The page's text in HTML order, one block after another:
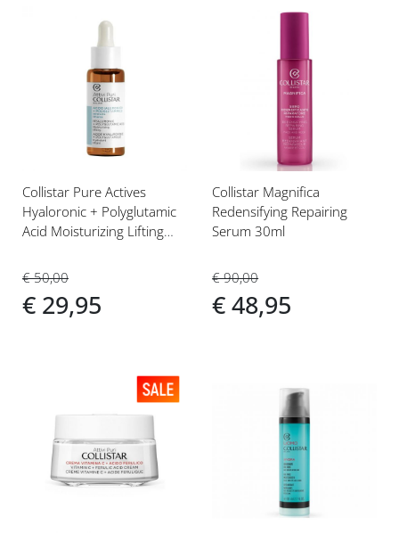
verlanglijst
Collistar Pure Actives
Hyaloronic + Polyglutamic
Acid Moisturizing Lifting
€ 50,00
€ 29,95
verlanglijst
Collistar Magnifica
Redensifying Repairing
Serum 30ml
€ 90,00
€ 48,95
aan
verlanglijst
verlanglijst